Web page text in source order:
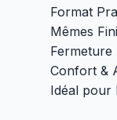
Format
Mêmes
Fermeture
Confort &
Idéal pour